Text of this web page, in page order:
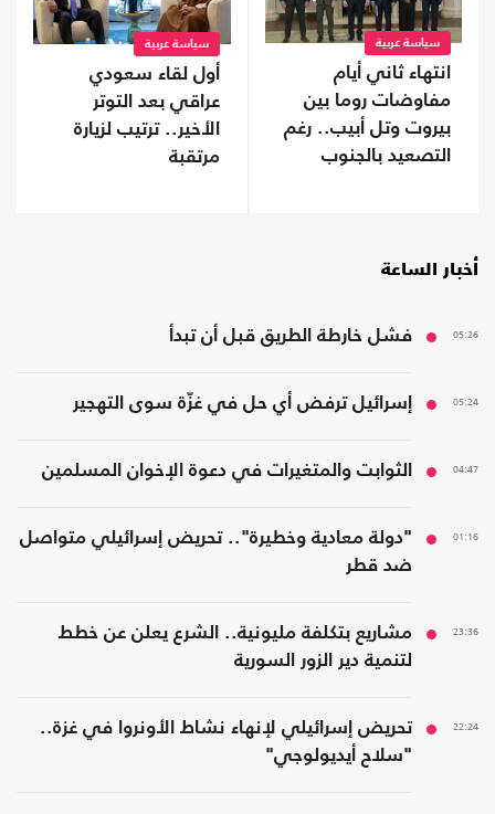
سياسة عربية
انتهاء ثاني أيام
مفاوضات روما بين
بيروت وتل أبيب.. رغم
التصعيد بالجنوب
سياسة عربية
أول لقاء سعودي
عراقي بعد التوتر
الأخير.. ترتيب لزيارة
مرتقبة
أخبار الساعة
05:26 فشل خارطة الطريق قبل أن تبدأ
05:24 إسرائيل ترفض أي حل في غزّة سوى التهجير
04:47 الثوابت والمتغيرات في دعوة الإخوان المسلمين
01:16
"دولة معادية وخطيرة".. تحريض إسرائيلي متواصل
ضد قطر
23:36
مشاريع بتكلفة مليونية.. الشرع يعلن عن خطط
لتنمية دير الزور السورية
22:24
تحريض إسرائيلي لإنهاء نشاط الأونروا في غزة..
"سلاح أيديولوجي"